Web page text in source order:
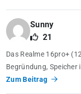
Sunny
21
Das Realme 16pro+
Begründung,
Zum Beitrag